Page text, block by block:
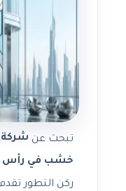
تبحث عن شركة
خشب في رأس
ركن التطور